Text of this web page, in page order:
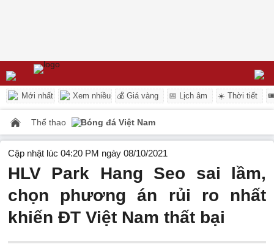
Mới nhất Xem nhiều 💰 Giá vàng 📅 Lịch âm ☀️ Thời tiết
Thể thao Bóng đá Việt Nam
Cập nhật lúc 04:20 PM ngày 08/10/2021
HLV Park Hang Seo sai lầm,
chọn phương án rủi ro nhất
khiến ĐT Việt Nam thất bại